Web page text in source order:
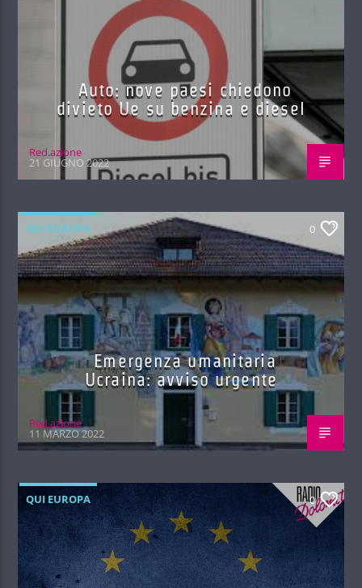
Auto: nove paesi chiedono
divieto Ue su benzina e diesel
Red.azione
21 GIUGNO 2022
QUI EUROPA 0
Emergenza umanitaria
Ucraina: avviso urgente
Red.azione
11 MARZO 2022
QUI EUROPA 0